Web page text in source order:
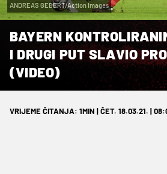
ANDREAS GEBERT/Action Images
BAYERN
I DRUGI PUT SLAVIO
(VIDEO)
VRIJEME ČITANJA: 1MIN | ČET. 18.03.21. |